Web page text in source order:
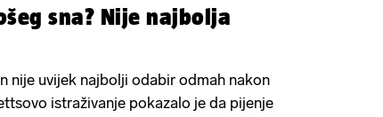
sna? Nije najbolja
nije uvijek najbolji odabir odmah nakon
istraživanje pokazalo je da pijenje